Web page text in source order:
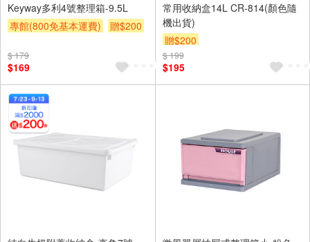
Keyway多利4號整理箱-9.5L
專館(800免基本運費)
贈$200
$ 179
$169
常用收納盒14L CR-814(顏色隨
機出貨)
贈$200
$ 199
$195